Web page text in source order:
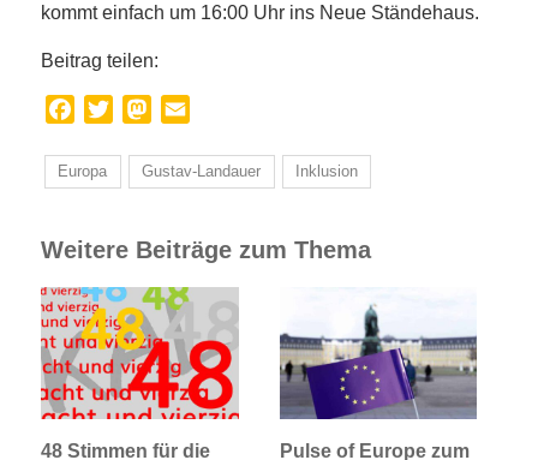
kommt einfach um 16:00 Uhr ins Neue Ständehaus.
Beitrag teilen:
Facebook
TwitterMastodon
Europa Gustav-Landauer Inklusion
Weitere Beiträge zum Thema
48 Stimmen für die Pulse of Europe zum